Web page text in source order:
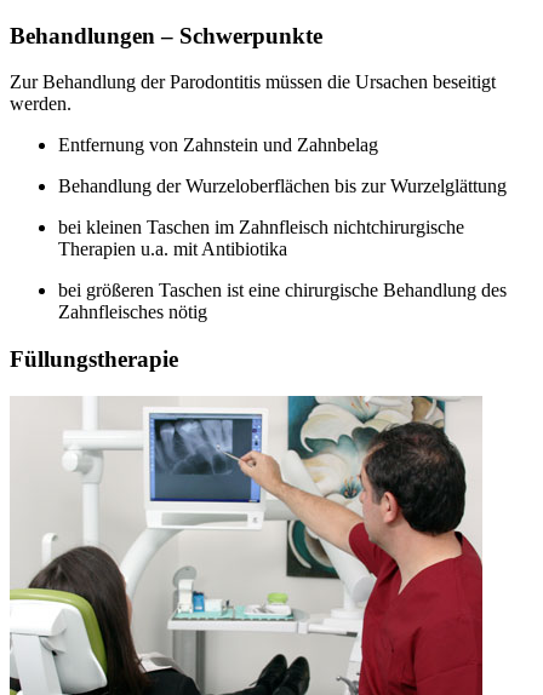
Behandlungen – Schwerpunkte
Zur Behandlung der Parodontitis müssen die Ursachen beseitigt
werden.
Entfernung von Zahnstein und Zahnbelag
Behandlung der Wurzeloberflächen bis zur Wurzelglättung
bei kleinen Taschen im Zahnfleisch nichtchirurgische
Therapien u.a. mit Antibiotika
bei größeren Taschen ist eine chirurgische Behandlung des
Zahnfleisches nötig
Füllungstherapie